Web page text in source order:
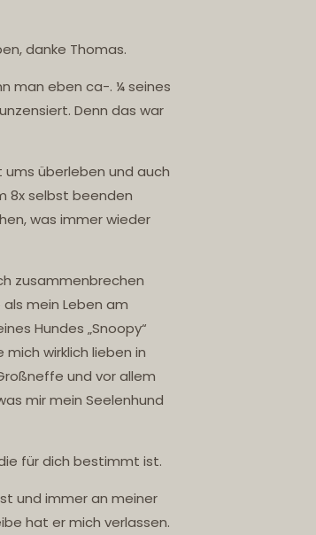
danke Thomas.
man eben ca-. ¼ seines
Denn das war
überleben und auch
8x selbst beenden
was immer wieder
zusammenbrechen
mein Leben am
Hundes „Snoopy“
wirklich lieben in
und vor allem
mir mein Seelenhund
für dich bestimmt ist.
und immer an meiner
hat er mich verlassen.